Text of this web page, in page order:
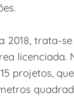
2018, trata-
licenciada.
projetos,
metros